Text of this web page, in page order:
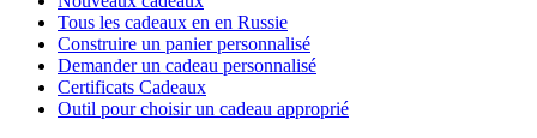
Tous les cadeaux en en Russie
Construire un panier personnalisé
Demander un cadeau personnalisé
Certificats Cadeaux
Outil pour choisir un cadeau approprié